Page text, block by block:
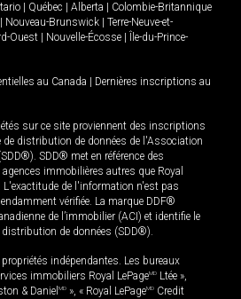
Québec Alberta
Colombie-Britannique
Nouveau-Brunswick
Terre-Neuve-et-
Ouest Nouvelle-Écosse
Île-du-Prince-
au Canada
Dernières inscriptions au
sur ce site proviennent des inscriptions
de distribution de données de l'Association
SDD® met en référence des
immobilières autres que Royal
L'exactitude de l'information n'est pas
vérifiée. La marque DDF®
de l’immobilier (ACI) et identifie le
distribution de données (SDD®).
indépendantes. Les bureaux
immobiliers Royal LePageMD Ltée »,
& Daniel MD », « Royal LePageMD Credit